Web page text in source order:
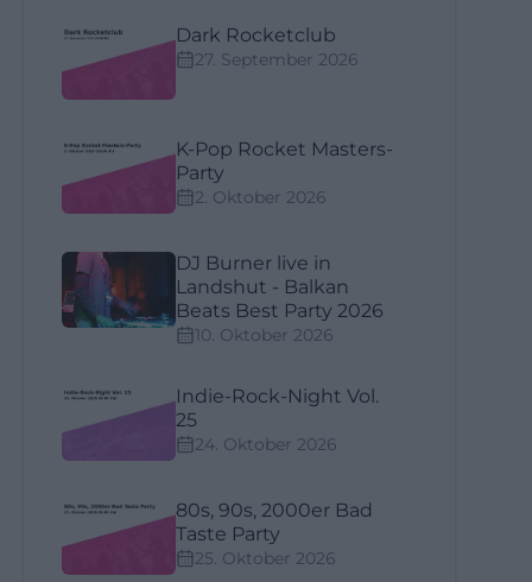
Dark Rocketclub
27. September 2026
K-Pop Rocket Masters-
Party
2. Oktober 2026
DJ Burner live in
Landshut - Balkan
Beats Best Party 2026
10. Oktober 2026
Indie-Rock-Night Vol.
25
24. Oktober 2026
80s, 90s, 2000er Bad
Taste Party
25. Oktober 2026